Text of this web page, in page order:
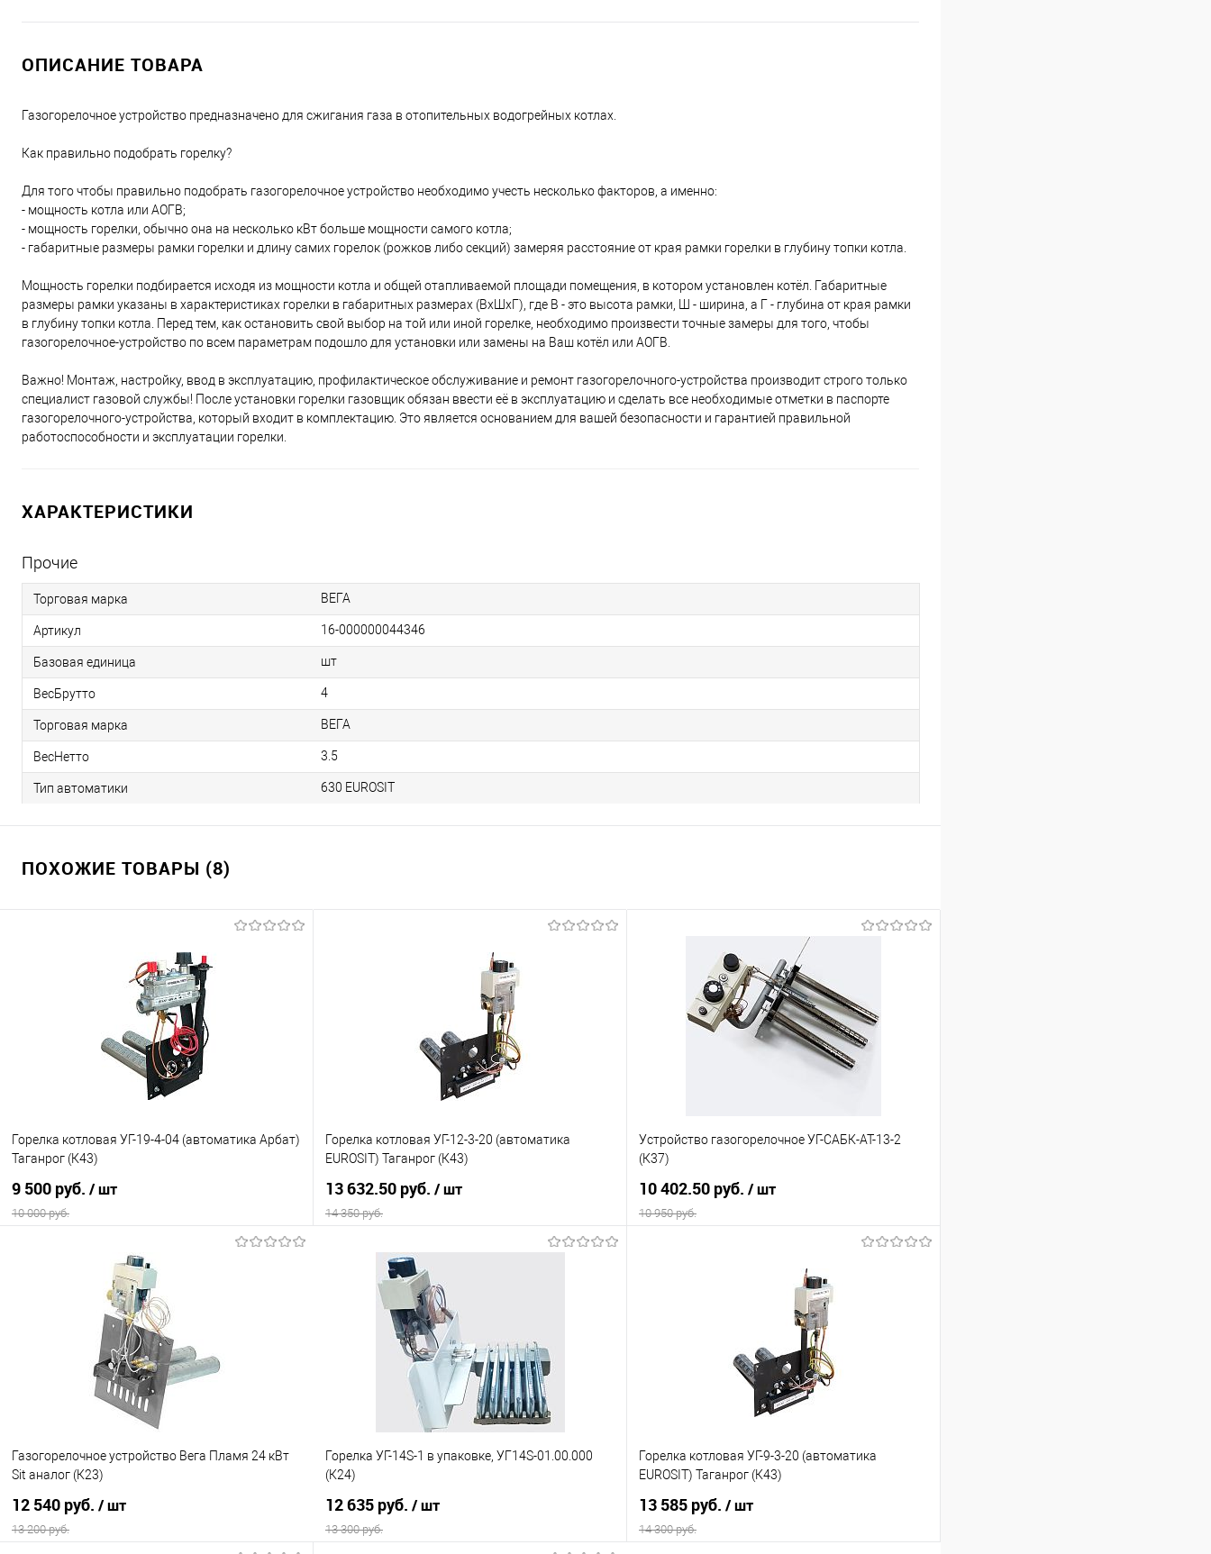
ОПИСАНИЕ ТОВАРА
Газогорелочное устройство предназначено для сжигания газа в отопительных водогрейных котлах.
Как правильно подобрать горелку?
Для того чтобы правильно подобрать газогорелочное устройство необходимо учесть несколько факторов, а именно:
- мощность котла или АОГВ;
- мощность горелки, обычно она на несколько кВт больше мощности самого котла;
- габаритные размеры рамки горелки и длину самих горелок (рожков либо секций) замеряя расстояние от края рамки горелки в глубину топки котла.
Мощность горелки подбирается исходя из мощности котла и общей отапливаемой площади помещения, в котором установлен котёл. Габаритные
размеры рамки указаны в характеристиках горелки в габаритных размерах (ВхШхГ), где В - это высота рамки, Ш - ширина, а Г - глубина от края рамки
в глубину топки котла. Перед тем, как остановить свой выбор на той или иной горелке, необходимо произвести точные замеры для того, чтобы
газогорелочное-устройство по всем параметрам подошло для установки или замены на Ваш котёл или АОГВ.
Важно! Монтаж, настройку, ввод в эксплуатацию, профилактическое обслуживание и ремонт газогорелочного-устройства производит строго только
специалист газовой службы! После установки горелки газовщик обязан ввести её в эксплуатацию и сделать все необходимые отметки в паспорте
газогорелочного-устройства, который входит в комплектацию. Это является основанием для вашей безопасности и гарантией правильной
работоспособности и эксплуатации горелки.
ХАРАКТЕРИСТИКИ
Прочие
Торговая марка ВЕГА
Артикул 16-000000044346
Базовая единица шт
ВесБрутто 4
Торговая марка ВЕГА
ВесНетто 3.5
Тип автоматики 630 EUROSIT
ПОХОЖИЕ ТОВАРЫ (8)
Горелка котловая УГ-19-4-04 (автоматика Арбат)
Таганрог (К43)
9 500 руб. / шт
10 000 руб.
В корзину
Купить в 1 клик
Горелка котловая УГ-12-3-20 (автоматика
EUROSIT) Таганрог (К43)
13 632.50 руб. / шт
14 350 руб.
Купить в 1 клик
В избранное
В наличии
Устройство газогорелочное УГ-САБК-АТ-13-2
(К37)
10 402.50 руб. / шт
10 950 руб.
Сравнение
В наличии
Газогорелочное устройство Вега Пламя 24 кВт
Sit аналог (К23)
12 540 руб. / шт
13 200 руб.
Горелка УГ-14S-1 в упаковке, УГ14S-01.00.000
(К24)
12 635 руб. / шт
13 300 руб.
Горелка котловая УГ-9-3-20 (автоматика
EUROSIT) Таганрог (К43)
13 585 руб. / шт
14 300 руб.